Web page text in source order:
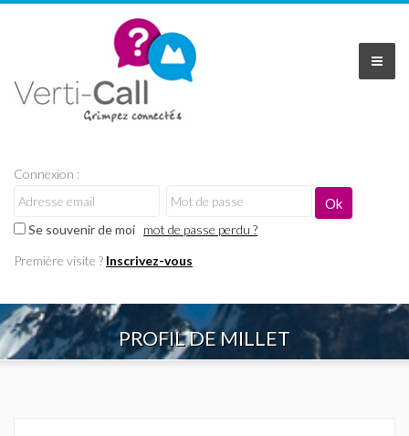
Connexion :
Se souvenir de moi mot de passe perdu ?
Première visite ? Inscrivez-vous
PROFIL DE MILLET